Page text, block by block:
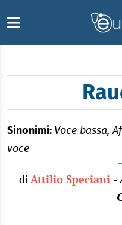
Sinonimi: Voce bassa,
voce
diAttilio Speciani -